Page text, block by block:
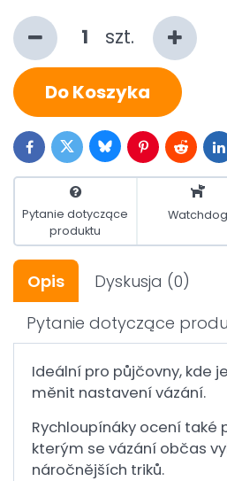
szt.
Do Koszyka
FacebookTwitterBlueskyPinterestReddit
Pytanie dotyczące
produktu
Watchdog
Opis Dyskusja (0)
Pytanie dotyczące
Ideální pro půjčovny, kde
měnit nastavení vázání.
Rychloupínáky ocení také
kterým se vázání občas
náročnějších triků.